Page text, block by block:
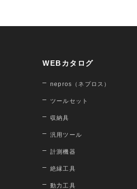
WEBカタログ
nepros（ネプロス）
ツールセット
収納具
汎用ツール
計測機器
絶縁工具
動力工具